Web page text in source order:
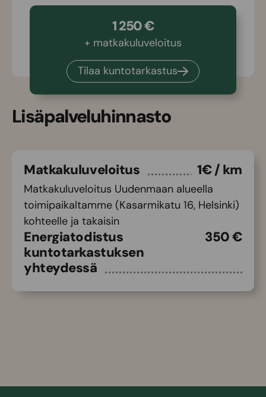
1 250 €
+ matkakuluveloitus
Tilaa kuntotarkastus
Lisäpalveluhinnasto
Matkakuluveloitus 1€ / km
Matkakuluveloitus Uudenmaan alueella
toimipaikaltamme (Kasarmikatu 16, Helsinki)
kohteelle ja takaisin
Energiatodistus
kuntotarkastuksen
yhteydessä
350 €